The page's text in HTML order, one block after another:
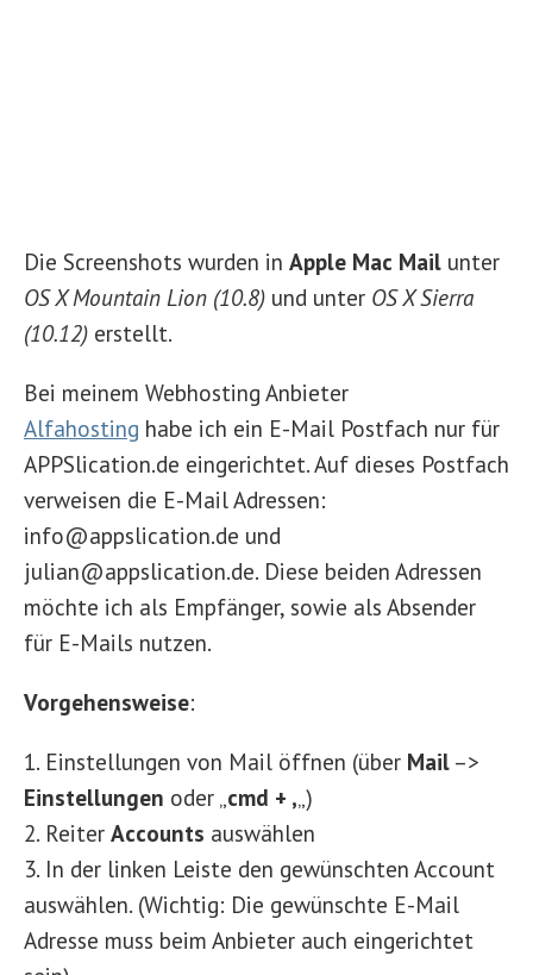
Die Screenshots wurden in Apple Mac Mail unter
OS X Mountain Lion (10.8) und unter OS X Sierra
(10.12) erstellt.
Bei meinem Webhosting Anbieter
Alfahosting habe ich ein E-Mail Postfach nur für
APPSlication.de eingerichtet. Auf dieses Postfach
verweisen die E-Mail Adressen:
info@appslication.de und
julian@appslication.de. Diese beiden Adressen
möchte ich als Empfänger, sowie als Absender
für E-Mails nutzen.
Vorgehensweise:
1. Einstellungen von Mail öffnen (über Mail –>
Einstellungen oder „cmd + ,„)
2. Reiter Accounts auswählen
3. In der linken Leiste den gewünschten Account
auswählen. (Wichtig: Die gewünschte E-Mail
Adresse muss beim Anbieter auch eingerichtet